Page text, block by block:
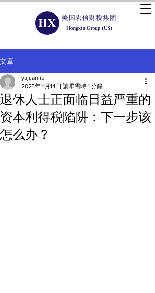
文章
退休人士正面临日益严重的
资本利得税陷阱：下一步该
怎么办？
yajuanliu
2025年11月14日 讀畢需時 1 分鐘